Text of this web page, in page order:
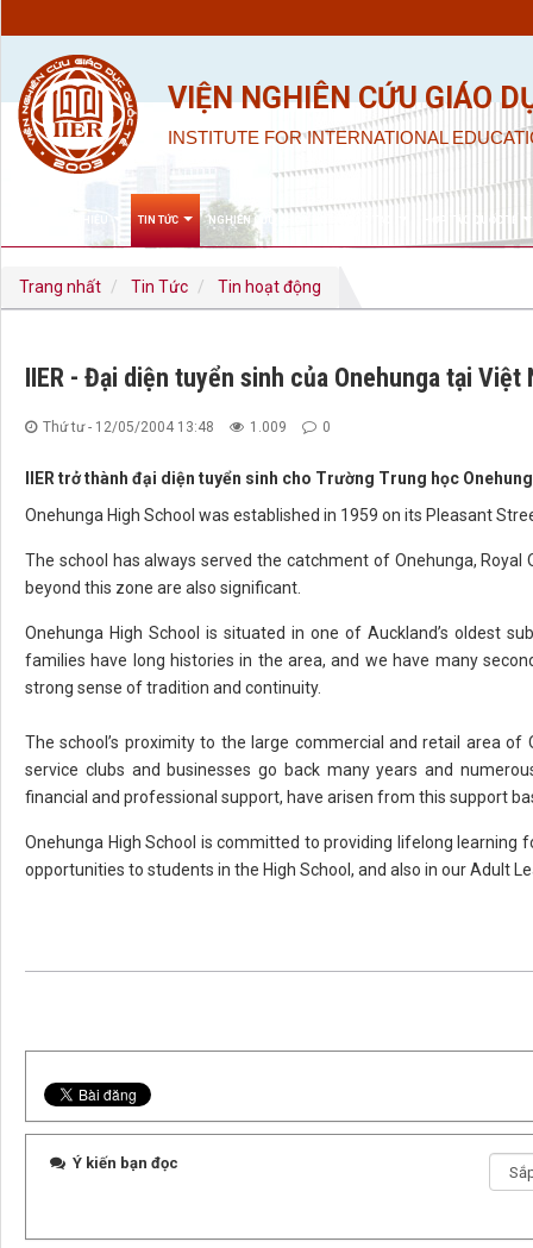
VIỆN NGHIÊN CỨU GIÁO
INSTITUTE FOR INTERNATIONAL
TIN TỨC NGHIÊN CỨU KHOA HỌC & ĐÀO TẠO HỢP TÁC QUỐC TẾ
Trang nhất Tin Tức Tin hoạt động
IIER - Đại diện tuyển sinh của Onehunga tại Việt
Thứ tư - 12/05/2004 13:48 1.009 0
IIER trở thành đại diện tuyển sinh cho Trường Trung học
Onehunga High School was established in 1959 on its Pleasant
The school has always served the catchment of Onehunga,
beyond this zone are also significant.
Onehunga High School is situated in one of Auckland’s oldest
families have long histories in the area, and we have many
strong sense of tradition and continuity.
The school’s proximity to the large commercial and retail area
service clubs and businesses go back many years and
financial and professional support, have arisen from this support
Onehunga High School is committed to providing lifelong learning
opportunities to students in the High School, and also in our Adult
Ý kiến bạn đọc